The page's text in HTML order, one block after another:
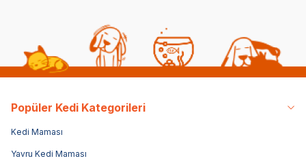
Popüler Kedi Kategorileri
Kedi Maması
Yavru Kedi Maması